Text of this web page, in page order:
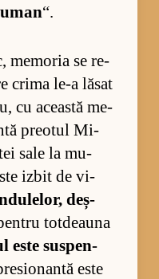
“.
me­mo­ria se re­
crima le-a lă­sat
cu această me­
pre­o­tul Mi­
sale la mu­
iz­bit de vi­
deș­
tot­dea­una
este sus­pen­
este